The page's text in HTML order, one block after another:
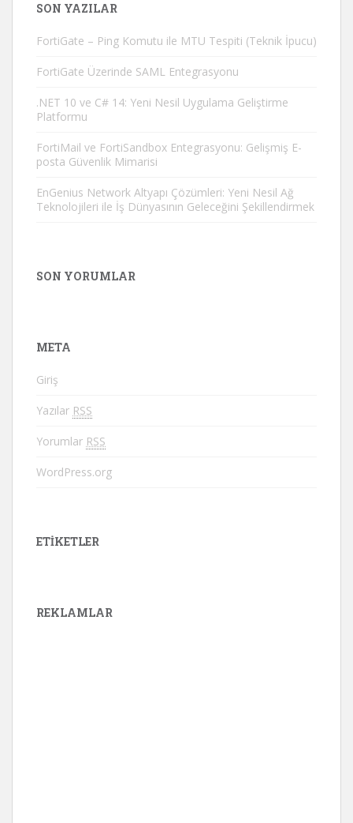
SON YAZILAR
FortiGate – Ping Komutu ile MTU Tespiti (Teknik İpucu)
FortiGate Üzerinde SAML Entegrasyonu
.NET 10 ve C# 14: Yeni Nesil Uygulama Geliştirme
Platformu
FortiMail ve FortiSandbox Entegrasyonu: Gelişmiş E-
posta Güvenlik Mimarisi
EnGenius Network Altyapı Çözümleri: Yeni Nesil Ağ
Teknolojileri ile İş Dünyasının Geleceğini Şekillendirmek
SON YORUMLAR
META
Giriş
Yazılar RSS
Yorumlar RSS
WordPress.org
ETIKETLER
REKLAMLAR